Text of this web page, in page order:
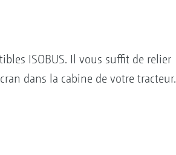
ISOBUS. Il vous suffit de relier
dans la cabine de votre tracteur.